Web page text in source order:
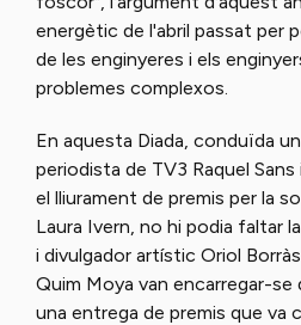
energètic de l'abril passat per
de les enginyeres i els
problemes complexos.
En aquesta Diada, conduïda
periodista de TV3 Raquel
el lliurament de premis per la
Laura Ivern, no hi podia faltar
i divulgador artístic Oriol
Quim Moya van encarregar-
una entrega de premis que va